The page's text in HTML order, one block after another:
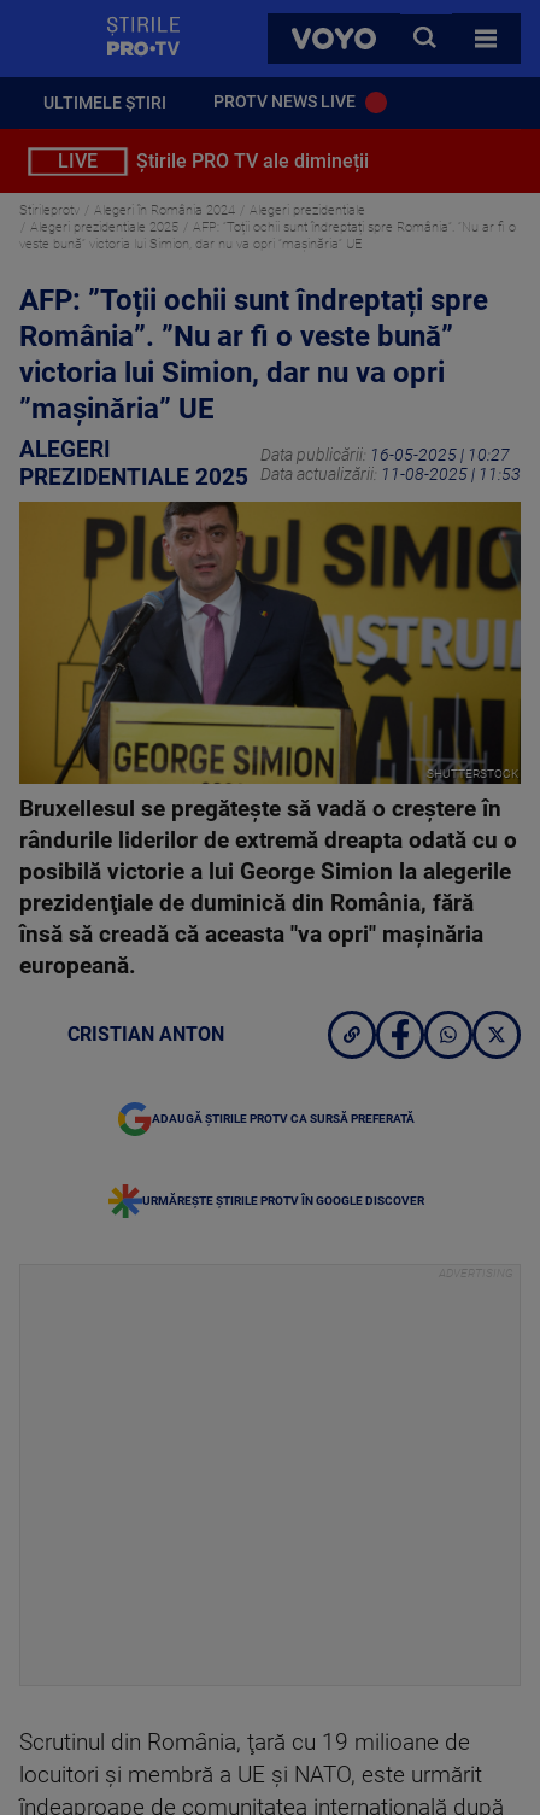
VOYO
CAUTA
TOATE
ULTIMELE ȘTIRI PROTV NEWS LIVE
LIVE Știrile PRO TV ale dimineții
Stirileprotv Alegeri în România 2024
Alegeri prezidentiale
Alegeri prezidentiale 2025
AFP: ”Toții ochii sunt îndreptați spre România”. ”Nu ar fi o
veste bună” victoria lui Simion, dar nu va opri ”mașinăria” UE
AFP: ”Toții ochii sunt îndreptați spre
România”. ”Nu ar fi o veste bună”
victoria lui Simion, dar nu va opri
”mașinăria” UE
ALEGERI
PREZIDENTIALE 2025
Data publicării: 16-05-2025 | 10:27
Data actualizării: 11-08-2025 | 11:53
SHUTTERSTOCK
Bruxellesul se pregăteşte să vadă o creştere în
rândurile liderilor de extremă dreapta odată cu o
posibilă victorie a lui George Simion la alegerile
prezidenţiale de duminică din România, fără
însă să creadă că aceasta "va opri" maşinăria
europeană.
CRISTIAN ANTON
ADAUGĂ ȘTIRILE PROTV CA SURSĂ PREFERATĂ
URMĂREȘTE ȘTIRILE PROTV ÎN GOOGLE DISCOVER
Scrutinul din România, ţară cu 19 milioane de
locuitori şi membră a UE şi NATO, este urmărit
îndeaproape de comunitatea internaţională după